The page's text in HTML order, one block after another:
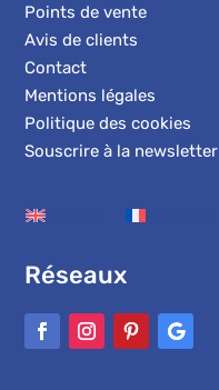
Points de vente
Avis de clients
Contact
Mentions légales
Politique des cookies
Souscrire à la newsletter
Réseaux